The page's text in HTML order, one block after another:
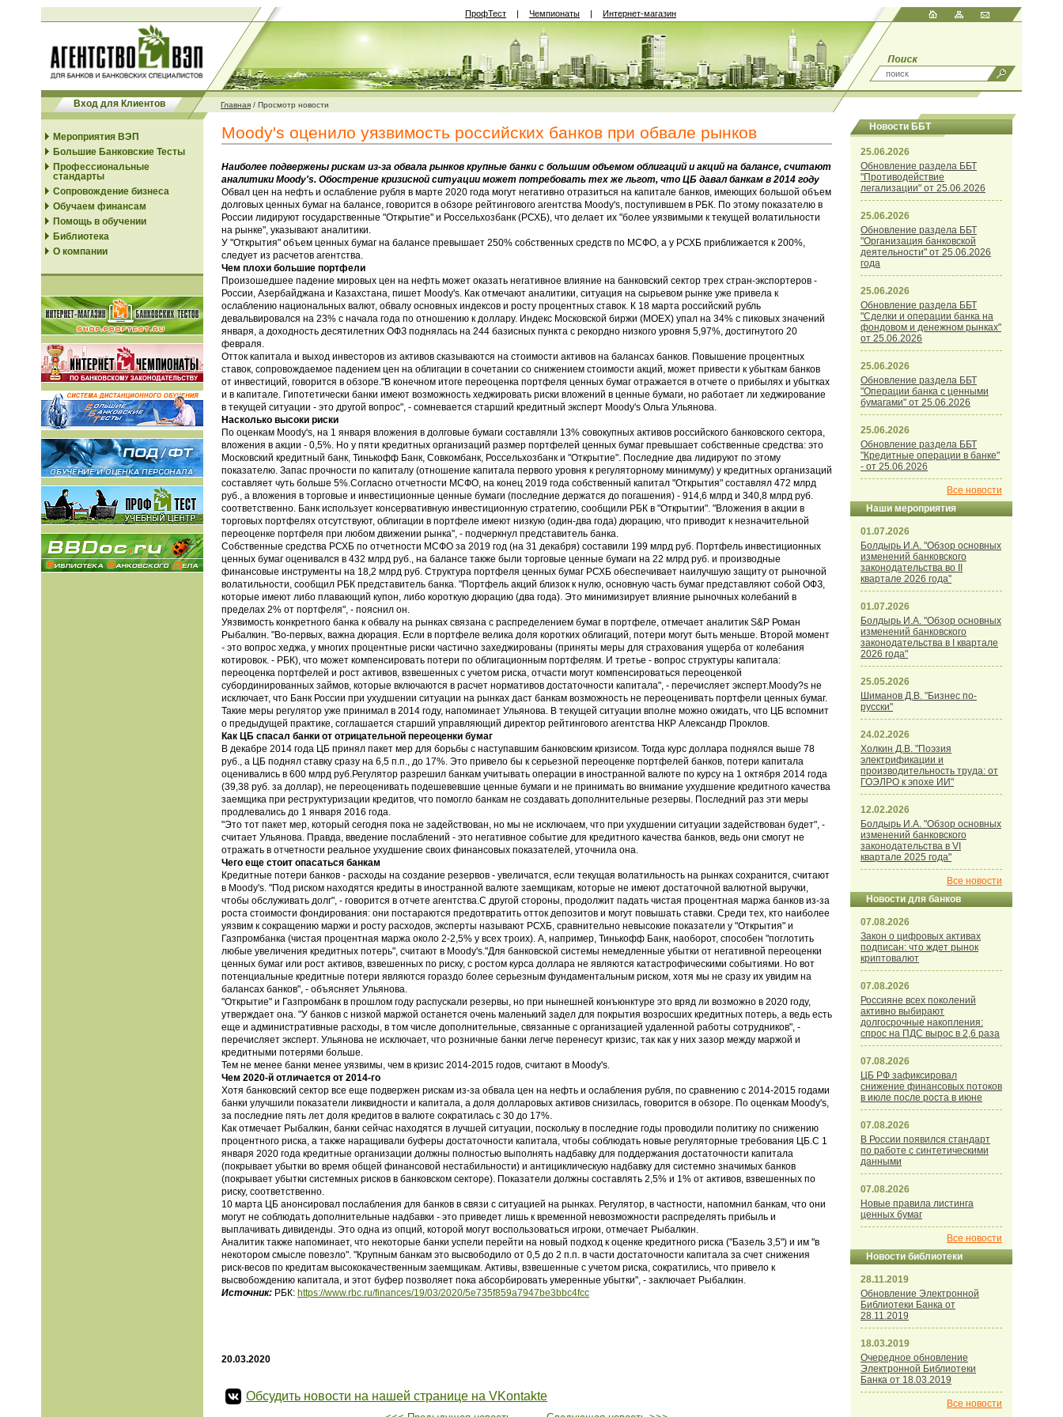
ПрофТест | Чемпионаты | Интернет-магазин
Вход для Клиентов Главная / Просмотр новости
Мероприятия ВЭП
Большие Банковские Тесты
Профессиональные
стандарты
Сопровождение бизнеса
Обучаем финансам
Помощь в обучении
Библиотека
О компании
Moody's оценило уязвимость российских банков при обвале рынков
Наиболее подвержены рискам из-за обвала рынков крупные банки с большим объемом облигаций и акций на балансе, считают
аналитики Moody's. Обострение кризисной ситуации может потребовать тех же льгот, что ЦБ давал банкам в 2014 году
Обвал цен на нефть и ослабление рубля в марте 2020 года могут негативно отразиться на капитале банков, имеющих большой объем
долговых ценных бумаг на балансе, говорится в обзоре рейтингового агентства Moody's, поступившем в РБК. По этому показателю в
России лидируют государственные "Открытие" и Россельхозбанк (РСХБ), что делает их "более уязвимыми к текущей волатильности
на рынке", указывают аналитики.
У "Открытия" объем ценных бумаг на балансе превышает 250% собственных средств по МСФО, а у РСХБ приближается к 200%,
следует из расчетов агентства.
Чем плохи большие портфели
Произошедшее падение мировых цен на нефть может оказать негативное влияние на банковский сектор трех стран-экспортеров -
России, Азербайджана и Казахстана, пишет Moody's. Как отмечают аналитики, ситуация на сырьевом рынке уже привела к
ослаблению национальных валют, обвалу основных индексов и росту процентных ставок. К 18 марта российский рубль
девальвировался на 23% с начала года по отношению к доллару. Индекс Московской биржи (MOEX) упал на 34% с пиковых значений
января, а доходность десятилетних ОФЗ поднялась на 244 базисных пункта с рекордно низкого уровня 5,97%, достигнутого 20
февраля.
Отток капитала и выход инвесторов из активов сказываются на стоимости активов на балансах банков. Повышение процентных
ставок, сопровождаемое падением цен на облигации в сочетании со снижением стоимости акций, может привести к убыткам банков
от инвестиций, говорится в обзоре."В конечном итоге переоценка портфеля ценных бумаг отражается в отчете о прибылях и убытках
и в капитале. Гипотетически банки имеют возможность хеджировать риски вложений в ценные бумаги, но работает ли хеджирование
в текущей ситуации - это другой вопрос", - сомневается старший кредитный эксперт Moody's Ольга Ульянова.
Насколько высоки риски
По оценкам Moody's, на 1 января вложения в долговые бумаги составляли 13% совокупных активов российского банковского сектора,
вложения в акции - 0,5%. Но у пяти кредитных организаций размер портфелей ценных бумаг превышает собственные средства: это
Московский кредитный банк, Тинькофф Банк, Совкомбанк, Россельхозбанк и "Открытие". Последние два лидируют по этому
показателю. Запас прочности по капиталу (отношение капитала первого уровня к регуляторному минимуму) у кредитных организаций
составляет чуть больше 5%.Согласно отчетности МСФО, на конец 2019 года собственный капитал "Открытия" составлял 472 млрд
руб., а вложения в торговые и инвестиционные ценные бумаги (последние держатся до погашения) - 914,6 млрд и 340,8 млрд руб.
соответственно. Банк использует консервативную инвестиционную стратегию, сообщили РБК в "Открытии". "Вложения в акции в
торговых портфелях отсутствуют, облигации в портфеле имеют низкую (один-два года) дюрацию, что приводит к незначительной
переоценке портфеля при любом движении рынка", - подчеркнул представитель банка.
Собственные средства РСХБ по отчетности МСФО за 2019 год (на 31 декабря) составили 199 млрд руб. Портфель инвестиционных
ценных бумаг оценивался в 432 млрд руб., на балансе также были торговые ценные бумаги на 22 млрд руб. и производные
финансовые инструменты на 18,2 млрд руб. Структура портфеля ценных бумаг РСХБ обеспечивает наилучшую защиту от рыночной
волатильности, сообщил РБК представитель банка. "Портфель акций близок к нулю, основную часть бумаг представляют собой ОФЗ,
которые имеют либо плавающий купон, либо короткую дюрацию (два года). Это минимизирует влияние рыночных колебаний в
пределах 2% от портфеля", - пояснил он.
Уязвимость конкретного банка к обвалу на рынках связана с распределением бумаг в портфеле, отмечает аналитик S&P Роман
Рыбалкин. "Во-первых, важна дюрация. Если в портфеле велика доля коротких облигаций, потери могут быть меньше. Второй момент
- это вопрос хеджа, у многих процентные риски частично захеджированы (приняты меры для страхования ущерба от колебания
котировок. - РБК), что может компенсировать потери по облигационным портфелям. И третье - вопрос структуры капитала:
переоценка портфелей и рост активов, взвешенных с учетом риска, отчасти могут компенсироваться переоценкой
субординированных займов, которые включаются в расчет нормативов достаточности капитала", - перечисляет эксперт.Moody?s не
исключает, что Банк России при ухудшении ситуации на рынках даст банкам возможность не переоценивать портфели ценных бумаг.
Такие меры регулятор уже принимал в 2014 году, напоминает Ульянова. В текущей ситуации вполне можно ожидать, что ЦБ вспомнит
о предыдущей практике, соглашается старший управляющий директор рейтингового агентства НКР Александр Проклов.
Как ЦБ спасал банки от отрицательной переоценки бумаг
В декабре 2014 года ЦБ принял пакет мер для борьбы с наступавшим банковским кризисом. Тогда курс доллара поднялся выше 78
руб., а ЦБ поднял ставку сразу на 6,5 п.п., до 17%. Это привело бы к серьезной переоценке портфелей банков, потери капитала
оценивались в 600 млрд руб.Регулятор разрешил банкам учитывать операции в иностранной валюте по курсу на 1 октября 2014 года
(39,38 руб. за доллар), не переоценивать подешевевшие ценные бумаги и не принимать во внимание ухудшение кредитного качества
заемщика при реструктуризации кредитов, что помогло банкам не создавать дополнительные резервы. Последний раз эти меры
продлевались до 1 января 2016 года.
"Это тот пакет мер, который сегодня пока не задействован, но мы не исключаем, что при ухудшении ситуации задействован будет", -
считает Ульянова. Правда, введение послаблений - это негативное событие для кредитного качества банков, ведь они смогут не
отражать в отчетности реальное ухудшение своих финансовых показателей, уточнила она.
Чего еще стоит опасаться банкам
Кредитные потери банков - расходы на создание резервов - увеличатся, если текущая волатильность на рынках сохранится, считают
в Moody's. "Под риском находятся кредиты в иностранной валюте заемщикам, которые не имеют достаточной валютной выручки,
чтобы обслуживать долг", - говорится в отчете агентства.С другой стороны, продолжит падать чистая процентная маржа банков из-за
роста стоимости фондирования: они постараются предотвратить отток депозитов и могут повышать ставки. Среди тех, кто наиболее
уязвим к сокращению маржи и росту расходов, эксперты называют РСХБ, сравнительно невысокие показатели у "Открытия" и
Газпромбанка (чистая процентная маржа около 2-2,5% у всех троих). А, например, Тинькофф Банк, наоборот, способен "поглотить
любые увеличения кредитных потерь", считают в Moody's."Для банковской системы немедленные убытки от негативной переоценки
ценных бумаг или рост активов, взвешенных по риску, с ростом курса доллара не являются катастрофическими событиями. Но вот
потенциальные кредитные потери являются гораздо более серьезным фундаментальным риском, хотя мы не сразу их увидим на
балансах банков", - объясняет Ульянова.
"Открытие" и Газпромбанк в прошлом году распускали резервы, но при нынешней конъюнктуре это вряд ли возможно в 2020 году,
утверждает она. "У банков с низкой маржой останется очень маленький задел для покрытия возросших кредитных потерь, а ведь есть
еще и административные расходы, в том числе дополнительные, связанные с организацией удаленной работы сотрудников", -
перечисляет эксперт. Ульянова не исключает, что розничные банки легче перенесут кризис, так как у них зазор между маржой и
кредитными потерями больше.
Тем не менее банки менее уязвимы, чем в кризис 2014-2015 годов, считают в Moody's.
Чем 2020-й отличается от 2014-го
Хотя банковский сектор все еще подвержен рискам из-за обвала цен на нефть и ослабления рубля, по сравнению с 2014-2015 годами
банки улучшили показатели ликвидности и капитала, а доля долларовых активов снизилась, говорится в обзоре. По оценкам Moody's,
за последние пять лет доля кредитов в валюте сократилась с 30 до 17%.
Как отмечает Рыбалкин, банки сейчас находятся в лучшей ситуации, поскольку в последние годы проводили политику по снижению
процентного риска, а также наращивали буферы достаточности капитала, чтобы соблюдать новые регуляторные требования ЦБ.С 1
января 2020 года кредитные организации должны полностью выполнять надбавку для поддержания достаточности капитала
(покрывает убытки во время общей финансовой нестабильности) и антициклическую надбавку для системно значимых банков
(покрывает убытки системных рисков в банковском секторе). Показатели должны составлять 2,5% и 1% от активов, взвешенных по
риску, соответственно.
10 марта ЦБ анонсировал послабления для банков в связи с ситуацией на рынках. Регулятор, в частности, напомнил банкам, что они
могут не соблюдать дополнительные надбавки - это приведет лишь к временной невозможности распределять прибыль и
выплачивать дивиденды. Это одна из опций, которой могут воспользоваться игроки, отмечает Рыбалкин.
Аналитик также напоминает, что некоторые банки успели перейти на новый подход к оценке кредитного риска ("Базель 3,5") и им "в
некотором смысле повезло". "Крупным банкам это высвободило от 0,5 до 2 п.п. в части достаточности капитала за счет снижения
риск-весов по кредитам высококачественным заемщикам. Активы, взвешенные с учетом риска, сократились, что привело к
высвобождению капитала, и этот буфер позволяет пока абсорбировать умеренные убытки", - заключает Рыбалкин.
Источник: РБК: https://www.rbc.ru/finances/19/03/2020/5e735f859a7947be3bbc4fcc
20.03.2020
Обсудить новости на нашей странице на VKontakte
Новости ББТ
25.06.2026
Обновление раздела ББТ
"Противодействие
легализации" от 25.06.2026
25.06.2026
Обновление раздела ББТ
"Организация банковской
деятельности" от 25.06.2026
года
25.06.2026
Обновление раздела ББТ
"Сделки и операции банка на
фондовом и денежном рынках"
от 25.06.2026
25.06.2026
Обновление раздела ББТ
"Операции банка с ценными
бумагами" от 25.06.2026
25.06.2026
Обновление раздела ББТ
"Кредитные операции в банке"
- от 25.06.2026
Все новости
Наши мероприятия
01.07.2026
Болдырь И.А. "Обзор основных
изменений банковского
законодательства во II
квартале 2026 года"
01.07.2026
Болдырь И.А. "Обзор основных
изменений банковского
законодательства в I квартале
2026 года"
25.05.2026
Шиманов Д.В. "Бизнес по-
русски"
24.02.2026
Холкин Д.В. "Поэзия
электрификации и
производительность труда: от
ГОЭЛРО к эпохе ИИ"
12.02.2026
Болдырь И.А. "Обзор основных
изменений банковского
законодательства в VI
квартале 2025 года"
Все новости
Новости для банков
07.08.2026
Закон о цифровых активах
подписан: что ждет рынок
криптовалют
07.08.2026
Россияне всех поколений
активно выбирают
долгосрочные накопления:
спрос на ПДС вырос в 2,6 раза
07.08.2026
ЦБ РФ зафиксировал
снижение финансовых потоков
в июле после роста в июне
07.08.2026
В России появился стандарт
по работе с синтетическими
данными
07.08.2026
Новые правила листинга
ценных бумаг
Все новости
Новости библиотеки
28.11.2019
Обновление Электронной
Библиотеки Банка от
28.11.2019
18.03.2019
Очередное обновление
Электронной Библиотеки
Банка от 18.03.2019
Все новости